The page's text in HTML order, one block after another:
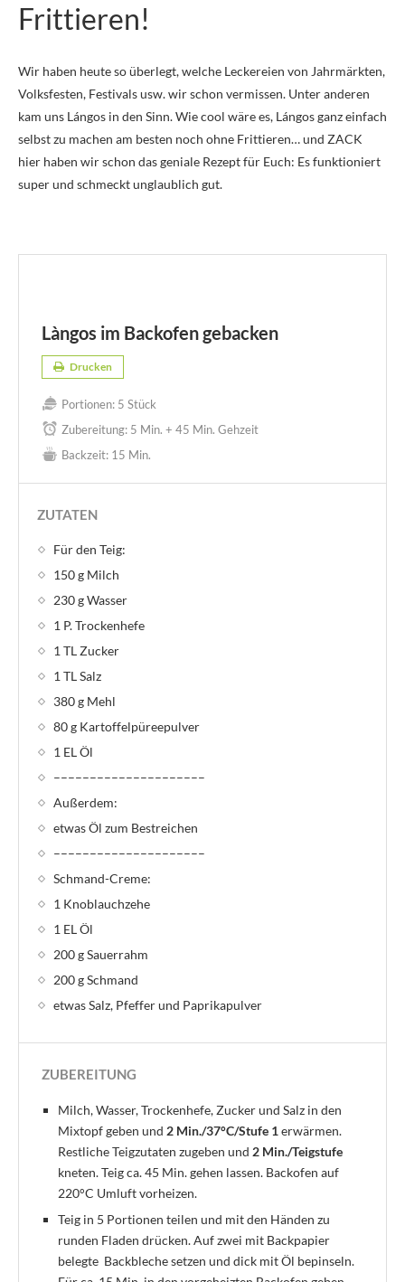
Frittieren!
Wir haben heute so überlegt, welche Leckereien von Jahrmärkten,
Volksfesten, Festivals usw. wir schon vermissen. Unter anderen
kam uns Lángos in den Sinn. Wie cool wäre es, Lángos ganz einfach
selbst zu machen am besten noch ohne Frittieren… und ZACK
hier haben wir schon das geniale Rezept für Euch: Es funktioniert
super und schmeckt unglaublich gut.
Làngos im Backofen gebacken
Drucken
Portionen: 5 Stück
Zubereitung: 5 Min. + 45 Min. Gehzeit
Backzeit: 15 Min.
ZUTATEN
Für den Teig:
150 g Milch
230 g Wasser
1 P. Trockenhefe
1 TL Zucker
1 TL Salz
380 g Mehl
80 g Kartoffelpüreepulver
1 EL Öl
–––––––––––––––––––––
Außerdem:
etwas Öl zum Bestreichen
–––––––––––––––––––––
Schmand-Creme:
1 Knoblauchzehe
1 EL Öl
200 g Sauerrahm
200 g Schmand
etwas Salz, Pfeffer und Paprikapulver
ZUBEREITUNG
Milch, Wasser, Trockenhefe, Zucker und Salz in den
Mixtopf geben und 2 Min./37°C/Stufe 1erwärmen.
Restliche Teigzutaten zugeben und 2 Min./Teigstufe
kneten. Teig ca. 45 Min. gehen lassen. Backofen auf
220°C Umluft vorheizen.
Teig in 5 Portionen teilen und mit den Händen zu
runden Fladen drücken. Auf zwei mit Backpapier
belegte Backbleche setzen und dick mit Öl bepinseln.